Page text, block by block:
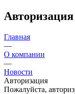
Авторизация
Главная
—
О компании
—
Новости
Авторизация
Пожалуйста,